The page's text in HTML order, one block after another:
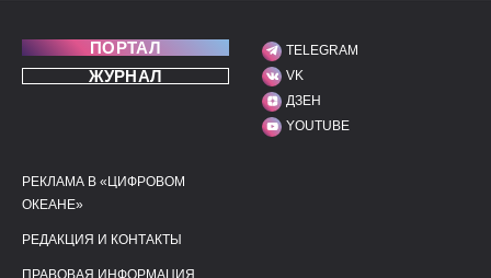
ПОРТАЛ
ЖУРНАЛ
МЫ В СОЦИАЛЬНЫХ
TELEGRAM
VK
ДЗЕН
YOUTUBE
ПОЛЕЗНЫЕ ССЫЛКИ
РЕКЛАМА В «ЦИФРОВОМ
ОКЕАНЕ»
РЕДАКЦИЯ И КОНТАКТЫ
ПРАВОВАЯ ИНФОРМАЦИЯ